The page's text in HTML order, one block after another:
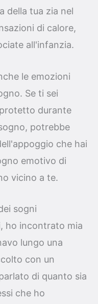
della tua zia nel
di calore,
all'infanzia.
le emozioni
Se ti sei
durante
potrebbe
che hai
emotivo di
vicino a te.
sogni
ho incontrato mia
lungo una
con un
di quanto sia
che ho